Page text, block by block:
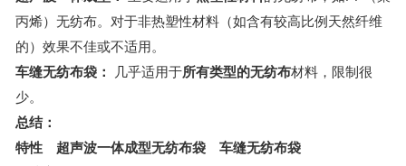
丙烯）无纺布。对于非热塑性材料（如含有较高比例天然纤维
的）效果不佳或不适用。
车缝无纺布袋：
几乎适用于所有类型的无纺布材料，限制很
少。
总结：
特性
超声波一体成型无纺布袋
车缝无纺布袋